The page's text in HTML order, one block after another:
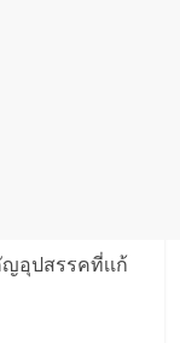
อุปสรรคที่เเก้